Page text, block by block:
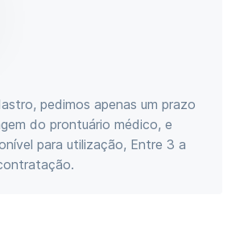
pedimos apenas um prazo
do prontuário médico, e
para utilização, Entre 3 a